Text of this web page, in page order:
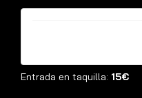
Entrada en taquilla: 15€